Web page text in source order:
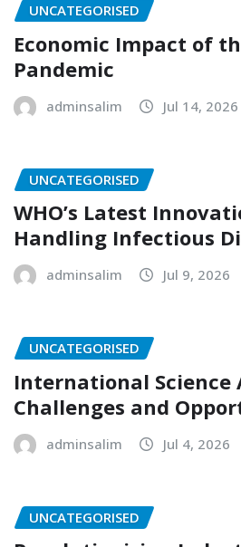
UNCATEGORISED
Economic Impact of
Pandemic
adminsalim Jul 14, 2026
UNCATEGORISED
WHO’s Latest
Handling Infectious
adminsalim Jul 9, 2026
UNCATEGORISED
International Science
Challenges and
adminsalim Jul 4, 2026
UNCATEGORISED